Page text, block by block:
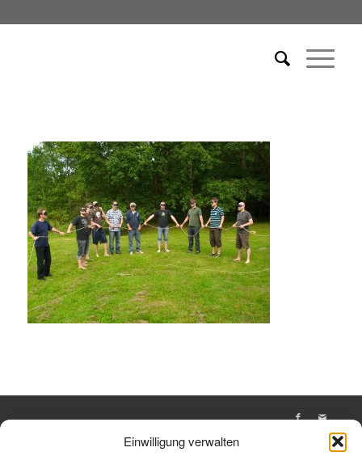
Einwilligung verwalten